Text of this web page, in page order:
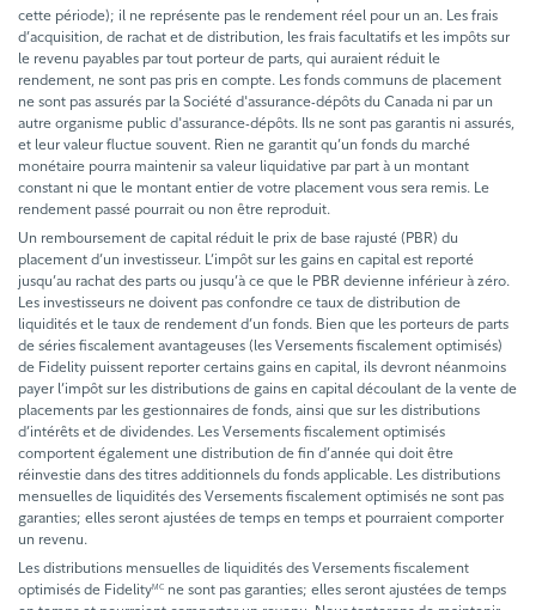
cette période); il ne représente pas le rendement réel pour un an. Les frais
d’acquisition, de rachat et de distribution, les frais facultatifs et les impôts sur
le revenu payables par tout porteur de parts, qui auraient réduit le
rendement, ne sont pas pris en compte. Les fonds communs de placement
ne sont pas assurés par la Société d'assurance-dépôts du Canada ni par un
autre organisme public d'assurance-dépôts. Ils ne sont pas garantis ni assurés,
et leur valeur fluctue souvent. Rien ne garantit qu’un fonds du marché
monétaire pourra maintenir sa valeur liquidative par part à un montant
constant ni que le montant entier de votre placement vous sera remis. Le
rendement passé pourrait ou non être reproduit.
Un remboursement de capital réduit le prix de base rajusté (PBR) du
placement d’un investisseur. L’impôt sur les gains en capital est reporté
jusqu’au rachat des parts ou jusqu’à ce que le PBR devienne inférieur à zéro.
Les investisseurs ne doivent pas confondre ce taux de distribution de
liquidités et le taux de rendement d’un fonds. Bien que les porteurs de parts
de séries fiscalement avantageuses (les Versements fiscalement optimisés)
de Fidelity puissent reporter certains gains en capital, ils devront néanmoins
payer l’impôt sur les distributions de gains en capital découlant de la vente de
placements par les gestionnaires de fonds, ainsi que sur les distributions
d’intérêts et de dividendes. Les Versements fiscalement optimisés
comportent également une distribution de fin d’année qui doit être
réinvestie dans des titres additionnels du fonds applicable. Les distributions
mensuelles de liquidités des Versements fiscalement optimisés ne sont pas
garanties; elles seront ajustées de temps en temps et pourraient comporter
un revenu.
Les distributions mensuelles de liquidités des Versements fiscalement
optimisés de FidelityMC ne sont pas garanties; elles seront ajustées de temps